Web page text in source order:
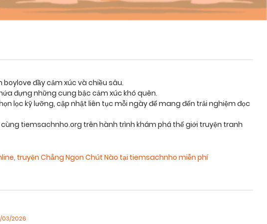
đầy cảm xúc và chiều sâu.
đựng những cung bậc cảm xúc khó quên.
lọc kỹ lưỡng, cập nhật liên tục mỗi ngày để mang đến trải nghiệm đọc
tiemsachnho.org trên hành trình khám phá thế giới truyện tranh
, truyện Chẳng Ngon Chút Nào tại tiemsachnho miễn phí
03/2026